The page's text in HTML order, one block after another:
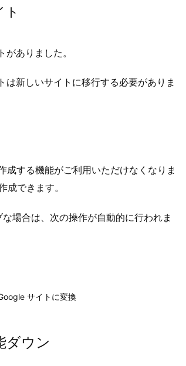
ありました。
新しいサイトに移行する必要がありま
する機能がご利用いただけなくなりま
できます。
場合は、次の操作が自動的に行われま
サイトに変換
ダウン